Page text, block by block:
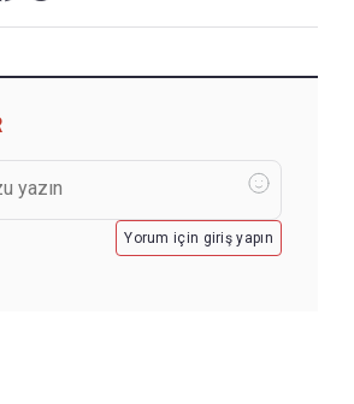
Yorum için giriş yapın